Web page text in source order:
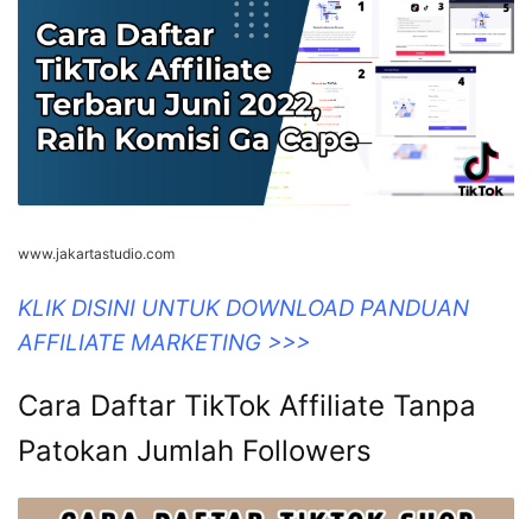
www.jakartastudio.com
KLIK DISINI UNTUK DOWNLOAD PANDUAN
AFFILIATE MARKETING >>>
Cara Daftar TikTok Affiliate Tanpa
Patokan Jumlah Followers